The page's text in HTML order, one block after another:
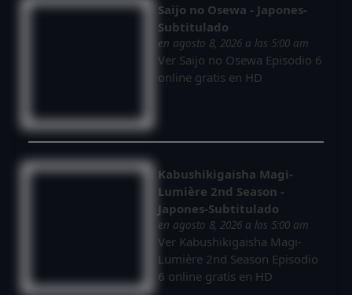
Saijo no Osewa - Japones-
Subtitulado
en agosto 8, 2026 a las 5:00 am
Ver Saijo no Osewa Episodio 6
online gratis en HD
Kabushikigaisha Magi-
Lumière 2nd Season -
Japones-Subtitulado
en agosto 8, 2026 a las 5:00 am
Ver Kabushikigaisha Magi-
Lumière 2nd Season Episodio
6 online gratis en HD